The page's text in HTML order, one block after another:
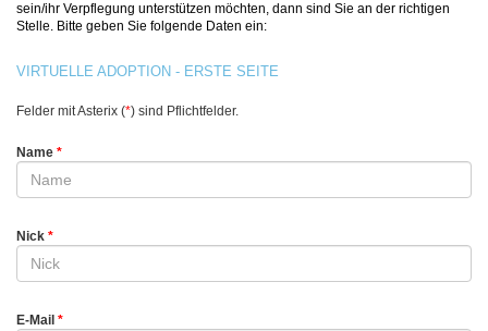
sein/ihr Verpflegung unterstützen möchten, dann sind Sie an der richtigen
Stelle. Bitte geben Sie folgende Daten ein:
VIRTUELLE ADOPTION - ERSTE SEITE
Felder mit Asterix (*) sind Pflichtfelder.
Name
Nick
E-Mail